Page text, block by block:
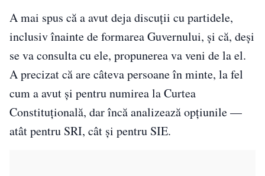
A mai spus că a avut deja discuții cu partidele,
inclusiv înainte de formarea Guvernului, și că, deși
se va consulta cu ele, propunerea va veni de la el.
A precizat că are câteva persoane în minte, la fel
cum a avut și pentru numirea la Curtea
Constituțională, dar încă analizează opțiunile —
atât pentru SRI, cât și pentru SIE.